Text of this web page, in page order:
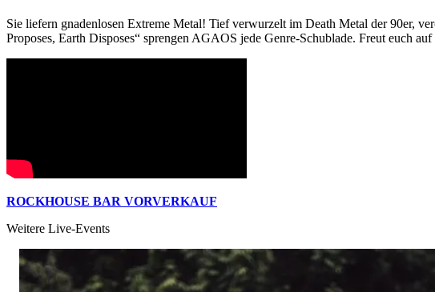
Sie liefern gnadenlosen Extreme Metal! Tief verwurzelt im Death Metal der 90er,
Proposes, Earth Disposes“ sprengen AGAOS jede Genre-Schublade. Freut euch
ROCKHOUSE BAR VORVERKAUF
Weitere Live-Events